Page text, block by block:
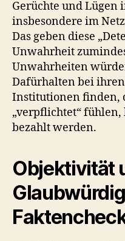
Gerüchte und Lügen
insbesondere im
Das geben diese
Unwahrheit
Unwahrheiten
Dafürhalten bei
Institutionen finden,
„verpflichtet“ fühlen,
bezahlt werden.
Objektivität